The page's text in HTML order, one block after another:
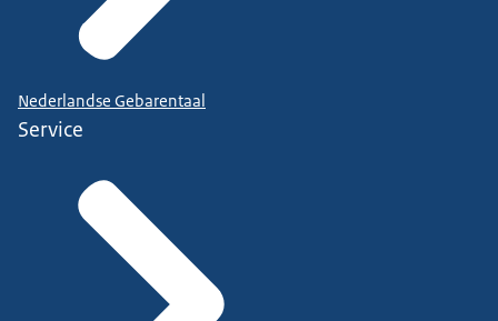
Nederlandse Gebarentaal
Service